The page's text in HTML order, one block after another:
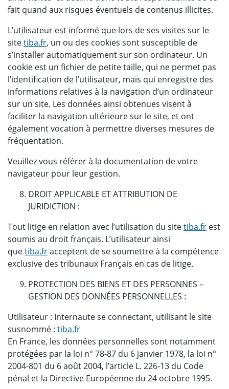
fait quand aux risques éventuels de contenus illicites.
L’utilisateur est informé que lors de ses visites sur le
sitetiba.fr, un ou des cookies sont susceptible de
s’installer automatiquement sur son ordinateur. Un
cookie est un fichier de petite taille, qui ne permet pas
l’identification de l’utilisateur, mais qui enregistre des
informations relatives à la navigation d’un ordinateur
sur un site. Les données ainsi obtenues visent à
faciliter la navigation ultérieure sur le site, et ont
également vocation à permettre diverses mesures de
fréquentation.
Veuillez vous référer à la documentation de votre
navigateur pour leur gestion.
DROIT APPLICABLE ET ATTRIBUTION DE
JURIDICTION :
Tout litige en relation avec l’utilisation du sitetiba.fr est
soumis au droit français. L’utilisateur ainsi
quetiba.fracceptent de se soumettre à la compétence
exclusive des tribunaux Français en cas de litige.
PROTECTION DES BIENS ET DES PERSONNES –
GESTION DES DONNÉES PERSONNELLES :
Utilisateur : Internaute se connectant, utilisant le site
susnommé : tiba.fr
En France, les données personnelles sont notamment
protégées par la loi n° 78-87 du 6 janvier 1978, la loi n°
2004-801 du 6 août 2004, l’article L. 226-13 du Code
pénal et la Directive Européenne du 24 octobre 1995.